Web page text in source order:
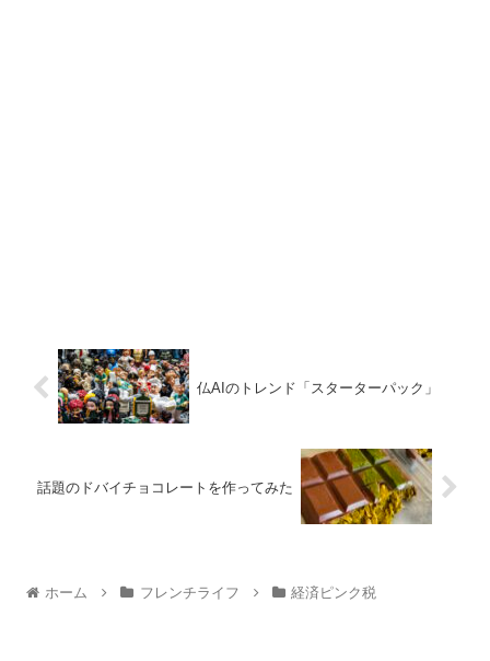
仏AIのトレンド「スターターパック」
話題のドバイチョコレートを作ってみた
ホーム フレンチライフ 経済ピンク税